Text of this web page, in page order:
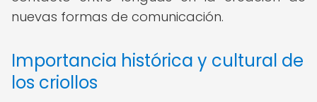
nuevas formas de comunicación.
Importancia histórica y cultural de
los criollos